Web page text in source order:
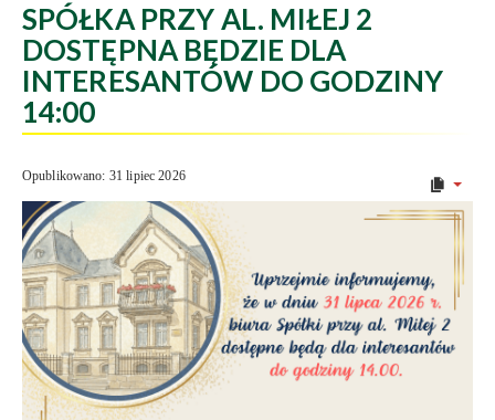
SPÓŁKA PRZY AL. MIŁEJ 2
DOSTĘPNA BĘDZIE DLA
INTERESANTÓW DO GODZINY
14:00
Opublikowano: 31 lipiec 2026